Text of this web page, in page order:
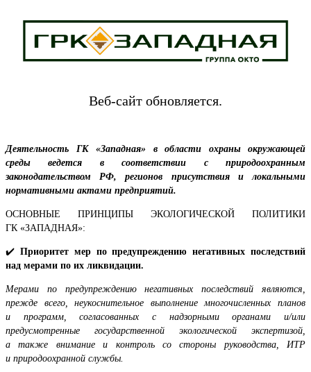
Веб-сайт обновляется.
Деятельность ГК «Западная» в области охраны окружающей
среды ведется в соответствии с природоохранным
законодательством РФ, регионов присутствия и локальными
нормативными актами предприятий.
ОСНОВНЫЕ ПРИНЦИПЫ ЭКОЛОГИЧЕСКОЙ ПОЛИТИКИ
ГК «ЗАПАДНАЯ»:
✔️ Приоритет мер по предупреждению негативных последствий
над мерами по их ликвидации.
Мерами по предупреждению негативных последствий являются,
прежде всего, неукоснительное выполнение многочисленных планов
и программ, согласованных с надзорными органами и/или
предусмотренные государственной экологической экспертизой,
а также внимание и контроль со стороны руководства, ИТР
и природоохранной службы.